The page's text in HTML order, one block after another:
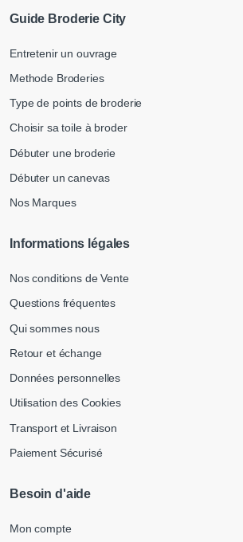
Guide Broderie City
Entretenir un ouvrage
Methode Broderies
Type de points de broderie
Choisir sa toile à broder
Débuter une broderie
Débuter un canevas
Nos Marques
Informations légales
Nos conditions de Vente
Questions fréquentes
Qui sommes nous
Retour et échange
Données personnelles
Utilisation des Cookies
Transport et Livraison
Paiement Sécurisé
Besoin d'aide
Mon compte